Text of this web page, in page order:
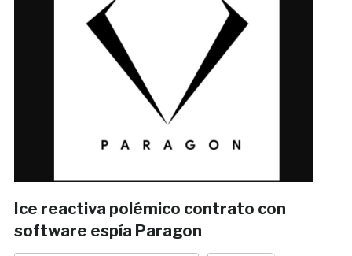
Ice reactiva polémico contrato con
software espía Paragon